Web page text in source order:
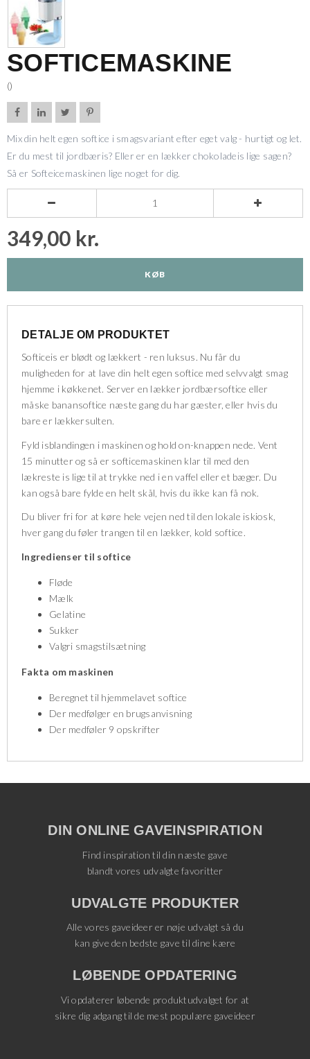
SOFTICEMASKINE
()
   
Mix din helt egen softice i smagsvariant efter eget valg - hurtigt og let.
Er du mest til jordbæris? Eller er en lækker chokoladeis lige sagen?
Så er Softeicemaskinen lige noget for dig.
 
349,00 kr.
KØB
DETALJE OM PRODUKTET
Softiceis er blødt og lækkert - ren luksus. Nu får du
muligheden for at lave din helt egen softice med selvvalgt smag
hjemme i køkkenet. Server en lækker jordbærsoftice eller
måske banansoftice næste gang du har gæster, eller hvis du
bare er lækkersulten.
Fyld isblandingen i maskinen og hold on-knappen nede. Vent
15 minutter og så er softicemaskinen klar til med den
lækreste is lige til at trykke ned i en vaffel eller et bæger. Du
kan også bare fylde en helt skål, hvis du ikke kan få nok.
Du bliver fri for at køre hele vejen ned til den lokale iskiosk,
hver gang du føler trangen til en lækker, kold softice.
Ingredienser til softice
Fløde
Mælk
Gelatine
Sukker
Valgri smagstilsætning
Fakta om maskinen
Beregnet til hjemmelavet softice
Der medfølger en brugsanvisning
Der medføler 9 opskrifter
DIN ONLINE GAVEINSPIRATION
Find inspiration til din næste gave
blandt vores udvalgte favoritter
UDVALGTE PRODUKTER
Alle vores gaveideer er nøje udvalgt så du
kan give den bedste gave til dine kære
LØBENDE OPDATERING
Vi opdaterer løbende produktudvalget for at
sikre dig adgang til de mest populære gaveideer